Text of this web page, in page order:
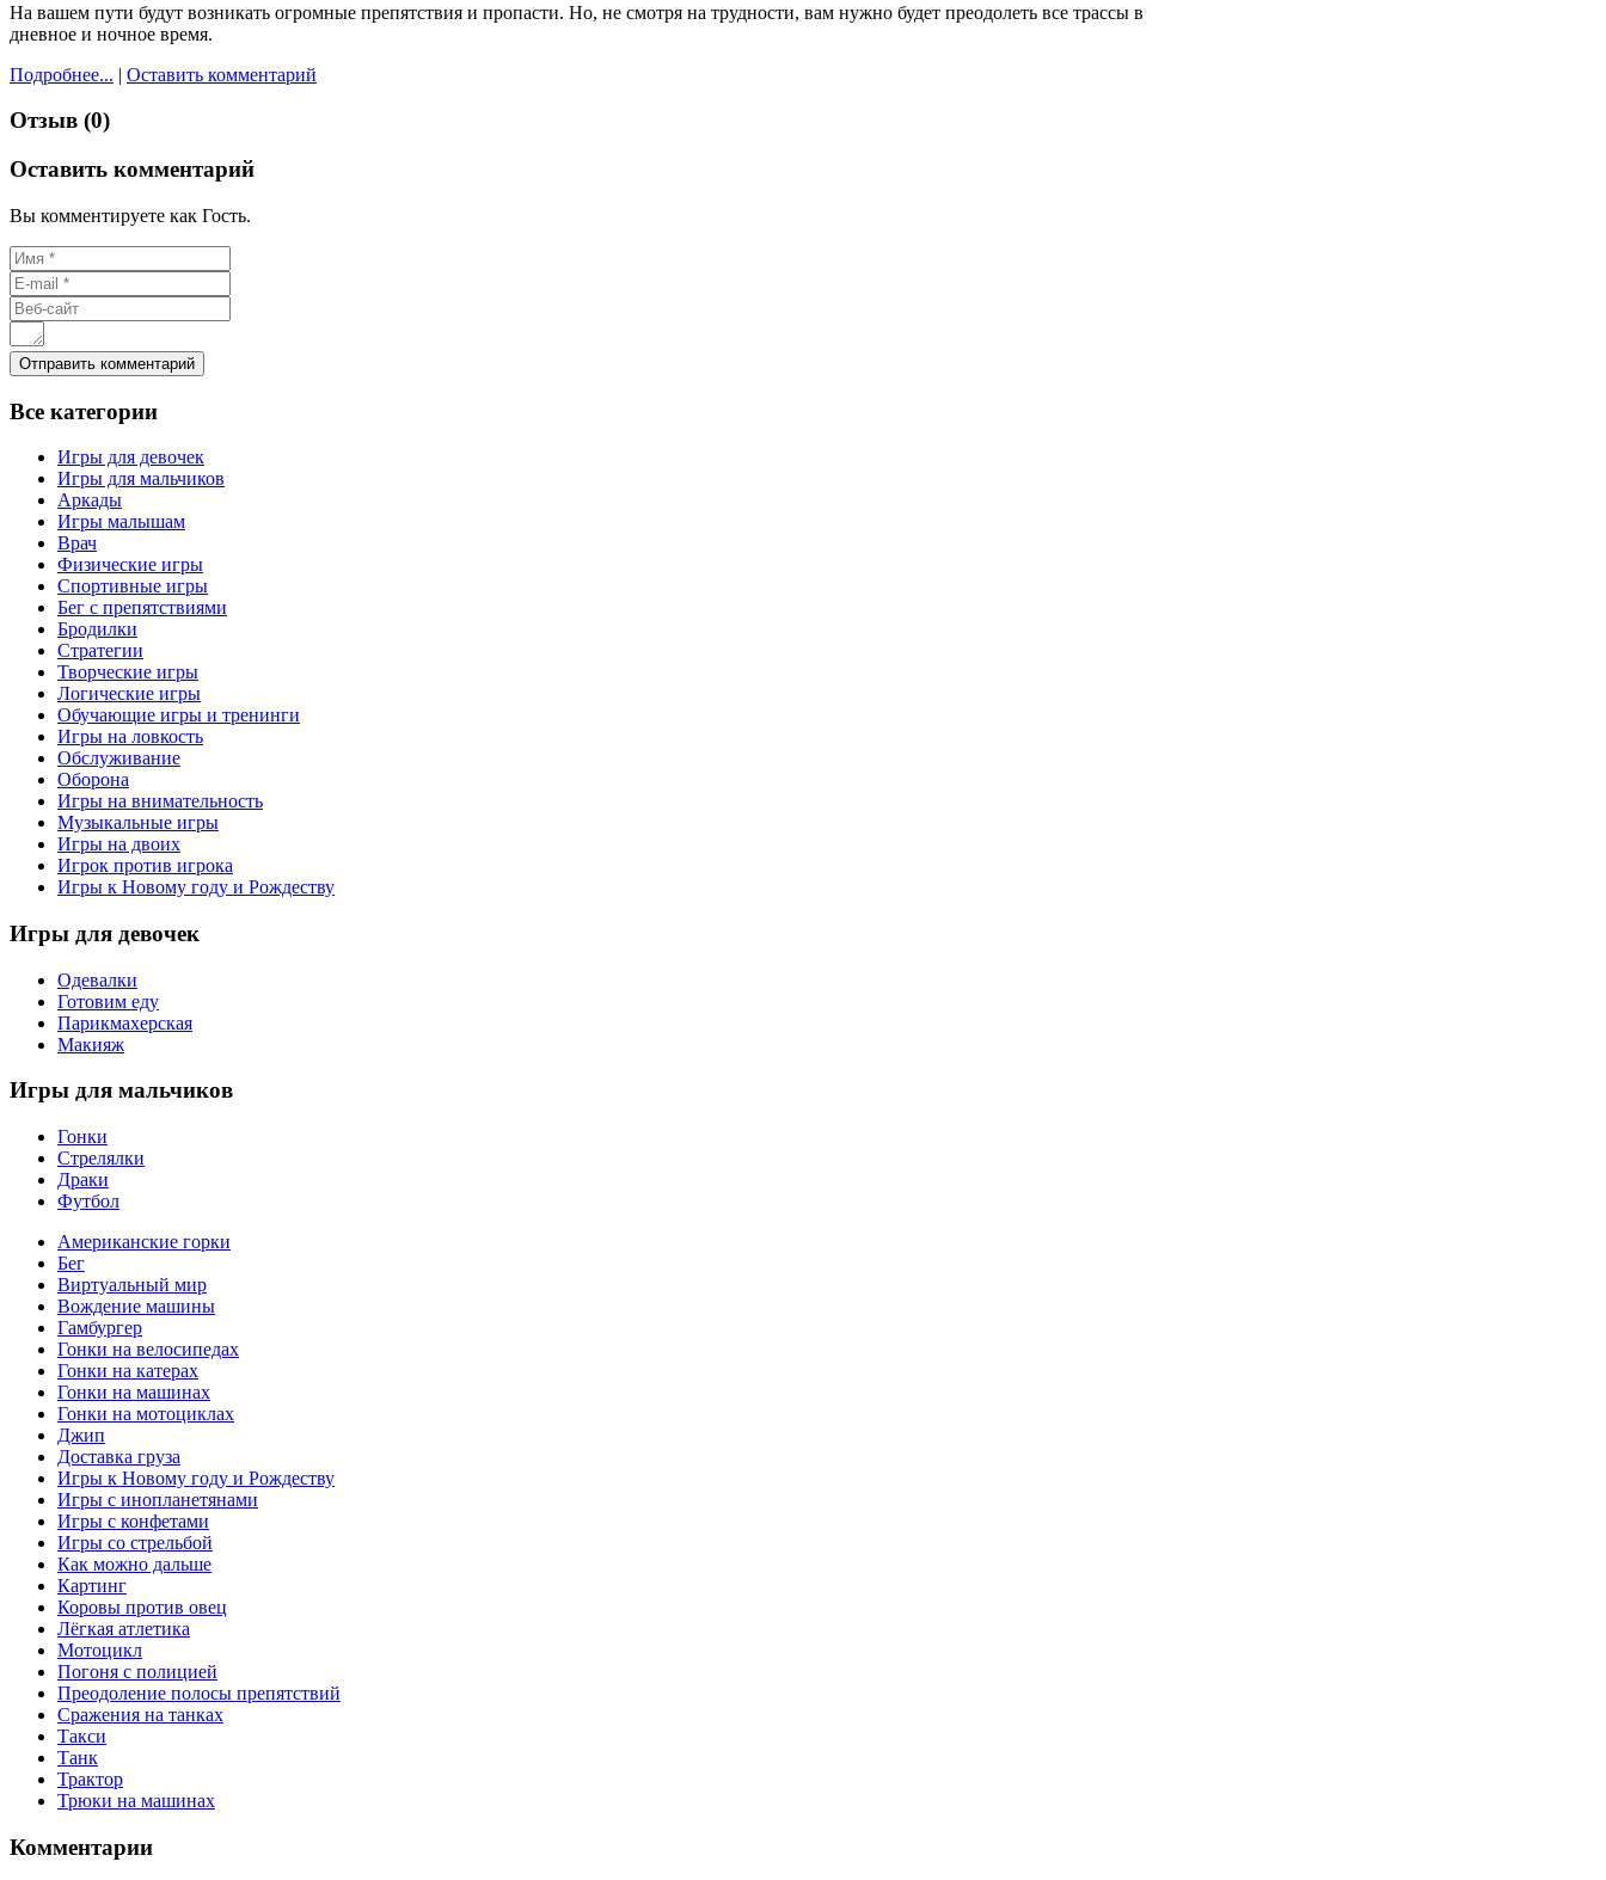
На вашем пути будут возникать огромные препятствия и пропасти. Но, не смотря на трудности, вам нужно будет преодолеть все трассы в
дневное и ночное время.
Подробнее... | Оставить комментарий
Отзыв (0)
Оставить комментарий
Вы комментируете как Гость.
Все категории
Игры для девочек
Игры для мальчиков
Аркады
Игры малышам
Врач
Физические игры
Спортивные игры
Бег с препятствиями
Бродилки
Стратегии
Творческие игры
Логические игры
Обучающие игры и тренинги
Игры на ловкость
Обслуживание
Оборона
Игры на внимательность
Музыкальные игры
Игры на двоих
Игрок против игрока
Игры к Новому году и Рождеству
Игры для девочек
Одевалки
Готовим еду
Парикмахерская
Макияж
Игры для мальчиков
Гонки
Стрелялки
Драки
Футбол
Американские горки
Бег
Виртуальный мир
Вождение машины
Гамбургер
Гонки на велосипедах
Гонки на катерах
Гонки на машинах
Гонки на мотоциклах
Джип
Доставка груза
Игры к Новому году и Рождеству
Игры с инопланетянами
Игры с конфетами
Игры со стрельбой
Как можно дальше
Картинг
Коровы против овец
Лёгкая атлетика
Мотоцикл
Погоня с полицией
Преодоление полосы препятствий
Сражения на танках
Такси
Танк
Трактор
Трюки на машинах
Комментарии